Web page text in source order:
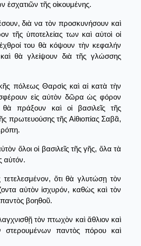
τῆς οἰκουμένης.
διὰ να τὸν προσκυνήσουν καὶ
τῆς ὑποτελείας των καὶ αὐτοὶ οἱ
ἐχθροί του θὰ κόψουν τὴν κεφαλήν
θὰ γλείψουν διὰ τῆς γλώσσης
πόλεως Θαρσὶς καὶ αἱ κατὰ τὴν
εἰς αὐτὸν δῶρα ὡς φόρον
πράξουν καὶ οἱ βασιλεῖς τῆς
πρωτευούσης τῆς Αἰθιοπίας Σαβᾶ,
ὅλοι οἱ βασιλεῖς τῆς γῆς, ὅλα τὰ
αὐτόν.
τετελεσμένον, ὅτι θὰ γλυτώσῃ τὸν
αὐτὸν ἰσχυρόν, καθὼς καὶ τὸν
παντὸς βοηθοῦ.
τὸν πτωχὸν καὶ ἄθλιον καὶ
παντὸς πόρου καὶ